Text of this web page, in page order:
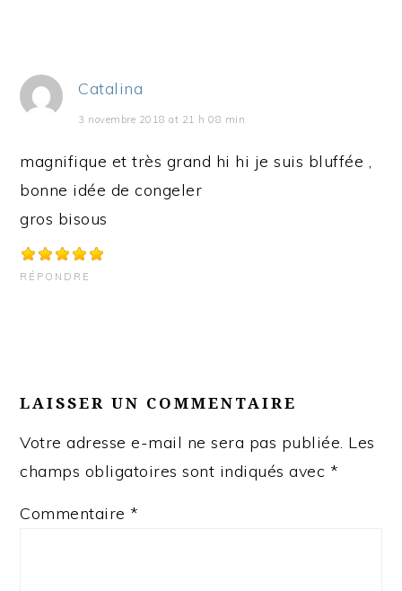
Catalina
3 novembre 2018 at 21 h 08 min
magnifique et très grand hi hi je suis bluffée ,
bonne idée de congeler
gros bisous
RÉPONDRE
LAISSER UN COMMENTAIRE
Votre adresse e-mail ne sera pas publiée. Les
champs obligatoires sont indiqués avec *
Commentaire *